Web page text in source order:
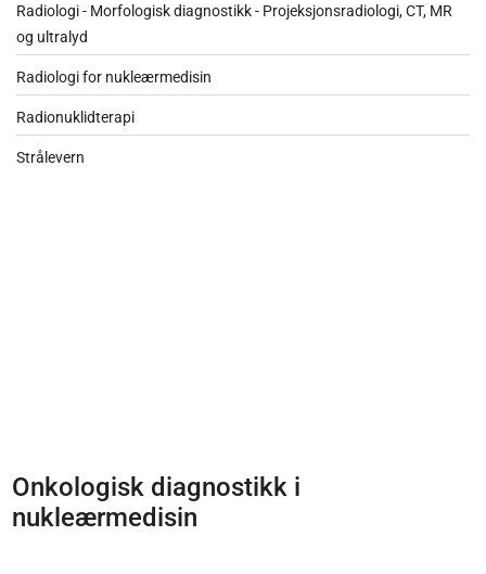
Radiologi - Morfologisk diagnostikk - Projeksjonsradiologi, CT, MR
og ultralyd
Radiologi for nukleærmedisin
Radionuklidterapi
Strålevern
Onkologisk diagnostikk i
nukleærmedisin